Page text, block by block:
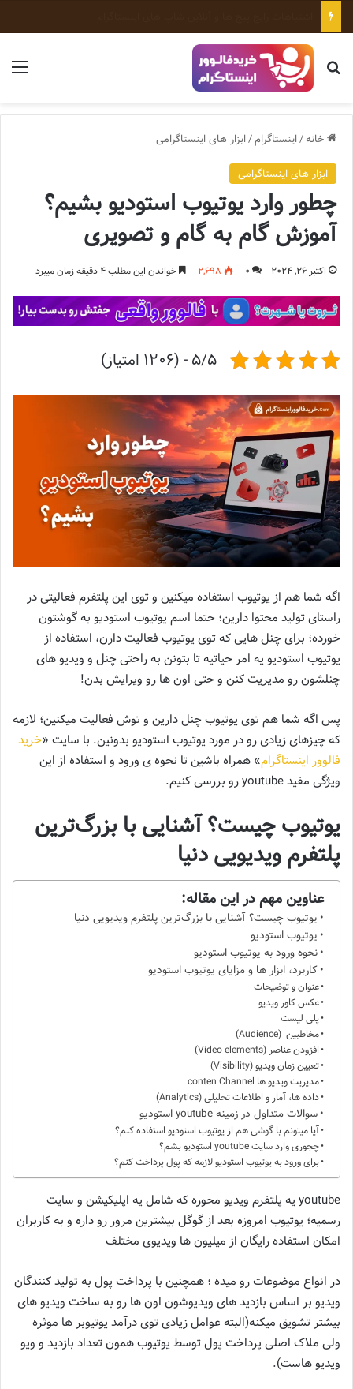
جستجو برای
خانه/اینستاگرام/ابزار های اینستاگرامی
ابزار های اینستاگرامی
چطور وارد یوتیوب استودیو بشیم؟
آموزش گام به گام و تصویری
اکتبر 26, 2024 0
2,698 خواندن این مطلب 4 دقیقه زمان میبرد
5/5 - (1206 امتیاز)
اگه شما هم از یوتیوب استفاده میکنین و توی این پلتفرم فعالیتی در
راستای تولید محتوا دارین؛ حتما اسم یوتیوب استودیو به گوشتون
خورده؛ برای چنل هایی که توی یوتیوب فعالیت دارن، استفاده از
یوتیوب استودیو یه امر حیاتیه تا بتونن به راحتی چنل و ویدیو های
چنلشون رو مدیریت کنن و حتی اون ها رو ویرایش بدن!
پس اگه شما هم توی یوتیوب چنل دارین و توش فعالیت میکنین؛ لازمه
که چیزهای زیادی رو در مورد یوتیوب استودیو بدونین. با سایت «خرید
فالوور اینستاگرام» همراه باشین تا نحوه ی ورود و استفاده از این
ویژگی مفید youtube رو بررسی کنیم.
یوتیوب چیست؟ آشنایی با بزرگ‌ترین
پلتفرم ویدیویی دنیا
عناوین مهم در این مقاله:
یوتیوب چیست؟ آشنایی با بزرگ‌ترین پلتفرم ویدیویی دنیا
یوتیوب استودیو
نحوه ورود به یوتیوب استودیو
کاربرد، ابزار ها و مزایای یوتیوب استودیو
عنوان و توضیحات
عکس کاور ویدیو
پلی لیست
مخاطبین (Audience)
افزودن عناصر (Video elements)
تعیین زمان ویدیو (Visibility)
مدیریت ویدیو ها conten Channel
داده ها، آمار و اطلاعات تحلیلی (Analytics)
سوالات متداول در زمینه youtube استودیو
آیا میتونم با گوشی هم از یوتیوب استودیو استفاده کنم؟
چجوری وارد سایت youtube استودیو بشم؟
برای ورود به یوتیوب استودیو لازمه که پول پرداخت کنم؟
youtube یه پلتفرم ویدیو محوره که شامل یه اپلیکیشن و سایت
رسمیه؛ یوتیوب امروزه بعد از گوگل بیشترین مرور رو داره و به کاربران
امکان استفاده رایگان از میلیون ها ویدیوی مختلف
در انواع موضوعات رو میده ؛ همچنین با پرداخت پول به تولید کنندگان
ویدیو بر اساس بازدید های ویدیوشون اون ها رو به ساخت ویدیو های
بیشتر تشویق میکنه(البته عوامل زیادی توی درآمد یوتیوبر ها موثره
ولی ملاک اصلی پرداخت پول توسط یوتیوب همون تعداد بازدید و ویو
ویدیو هاست).